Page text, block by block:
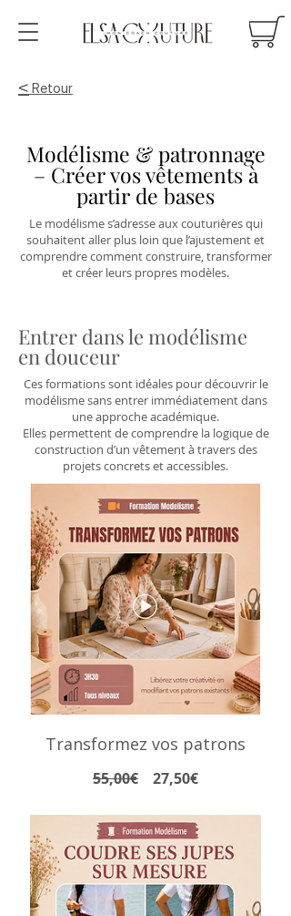
< Retour
Modélisme & patronnage
– Créer vos vêtements à
partir de bases
Le modélisme s’adresse aux couturières qui
souhaitent aller plus loin que l’ajustement et
comprendre comment construire, transformer
et créer leurs propres modèles.
Entrer dans le modélisme
en douceur
Ces formations sont idéales pour découvrir le
modélisme sans entrer immédiatement dans
une approche académique.
Elles permettent de comprendre la logique de
construction d’un vêtement à travers des
projets concrets et accessibles.
Transformez vos patrons
55,00€
Prix
27,50€Prix